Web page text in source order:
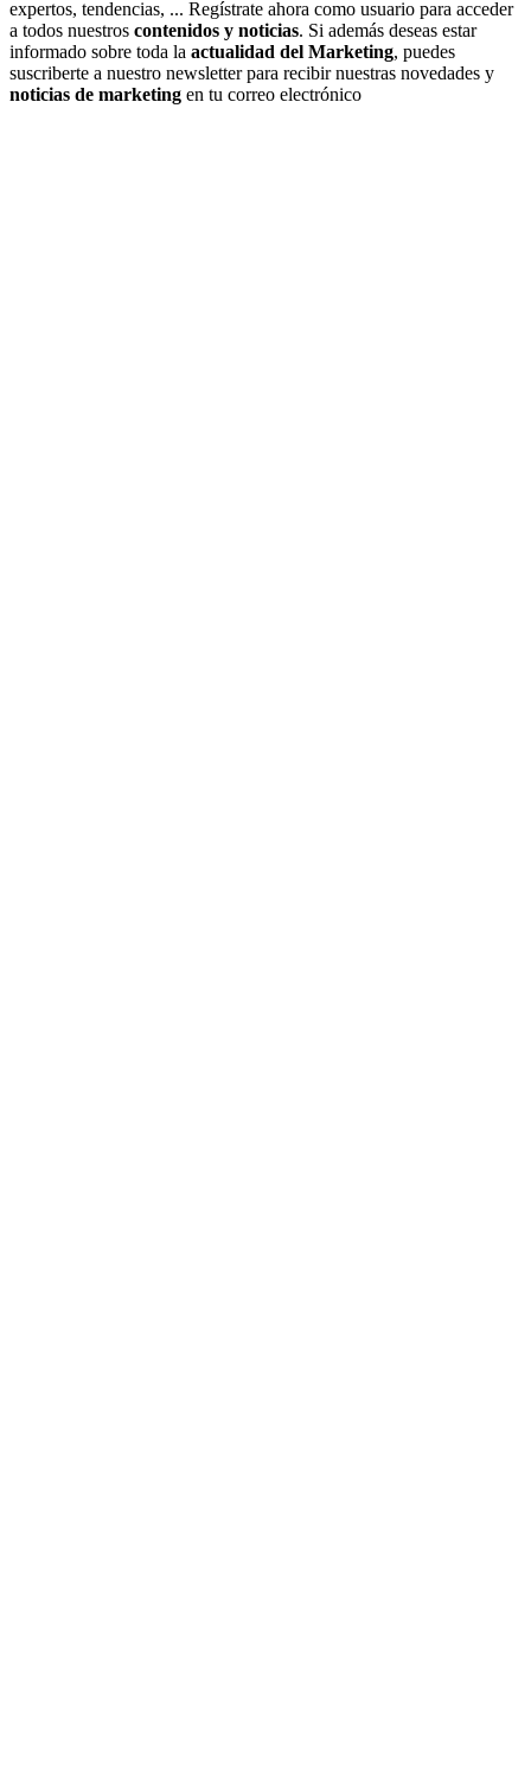
expertos, tendencias, ... Regístrate ahora como usuario para acceder
a todos nuestros contenidos y noticias. Si además deseas estar
informado sobre toda la actualidad del Marketing, puedes
suscriberte a nuestro newsletter para recibir nuestras novedades y
noticias de marketing en tu correo electrónico